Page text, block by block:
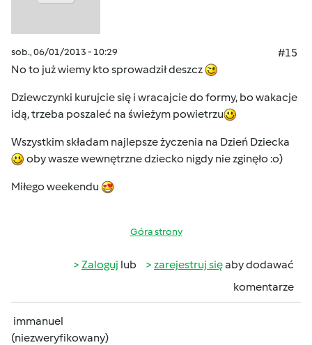
sob., 06/01/2013 - 10:29
#15
No to już wiemy kto sprowadził deszcz
Dziewczynki kurujcie się i wracajcie do formy, bo wakacje
idą, trzeba poszaleć na świeżym powietrzu
Wszystkim składam najlepsze życzenia na Dzień Dziecka
oby wasze wewnętrzne dziecko nigdy nie zginęło :o)
Miłego weekendu
Góra strony
Zaloguj lub zarejestruj sięaby dodawać
komentarze
immanuel
(niezweryfikowany)